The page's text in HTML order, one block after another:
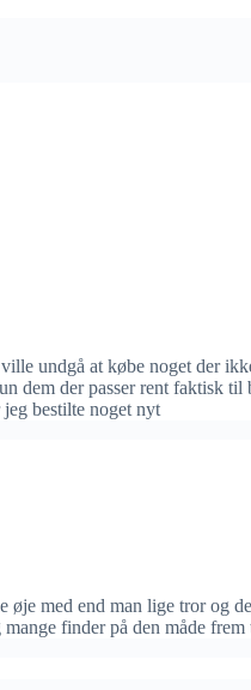
undgå at købe noget der
der passer rent faktisk
bestilte noget nyt
med end man lige tror og
finder på den måde